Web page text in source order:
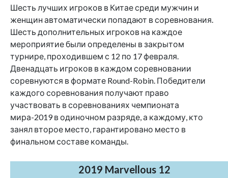
Шесть лучших игроков в Китае среди мужчин и
женщин автоматически попадают в соревнования.
Шесть дополнительных игроков на каждое
мероприятие были определены в закрытом
турнире, проходившем с 12 по 17 февраля.
Двенадцать игроков в каждом соревновании
соревнуются в формате Round-Robin. Победители
каждого соревнования получают право
участвовать в соревнованиях чемпионата
мира-2019 в одиночном разряде, а каждому, кто
занял второе место, гарантировано место в
финальном составе команды.
2019 Marvellous 12